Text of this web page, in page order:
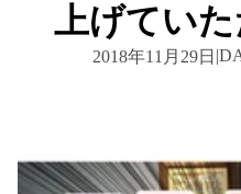
上げてい
2018年11月29日 |